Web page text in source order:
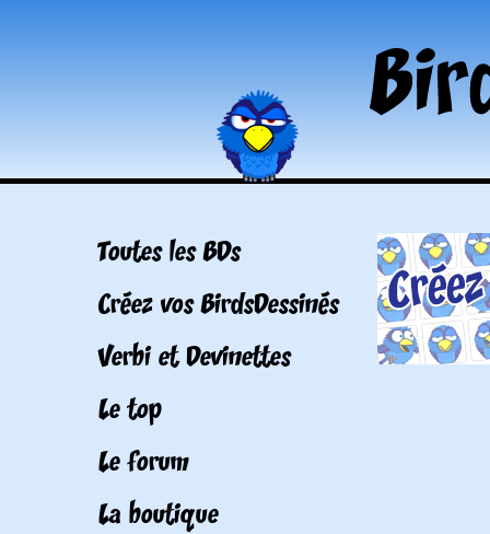
Toutes les BDs
Créez vos BirdsDessinés
Verbi et Devinettes
Le top
Le forum
La boutique